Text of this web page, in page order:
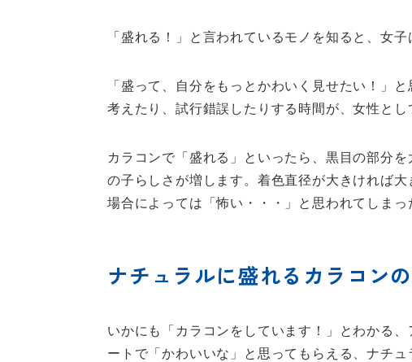
「盛れる！」と言われているモノを知ると、女
「盛って、自分をもっとかわいく見せたい！」
考えたり、試行錯誤したりする時間が、女性と
カラコンで「盛れる」といったら、黒目の部分
の子らしさが増します。着色直径が大きければ
場合によっては「怖い・・・」と思われてしま
ナチュラルに盛れるカラコン
いかにも「カラコンをしています！」とわかる
ートで「かわいいな」と思ってもらえる、ナチ